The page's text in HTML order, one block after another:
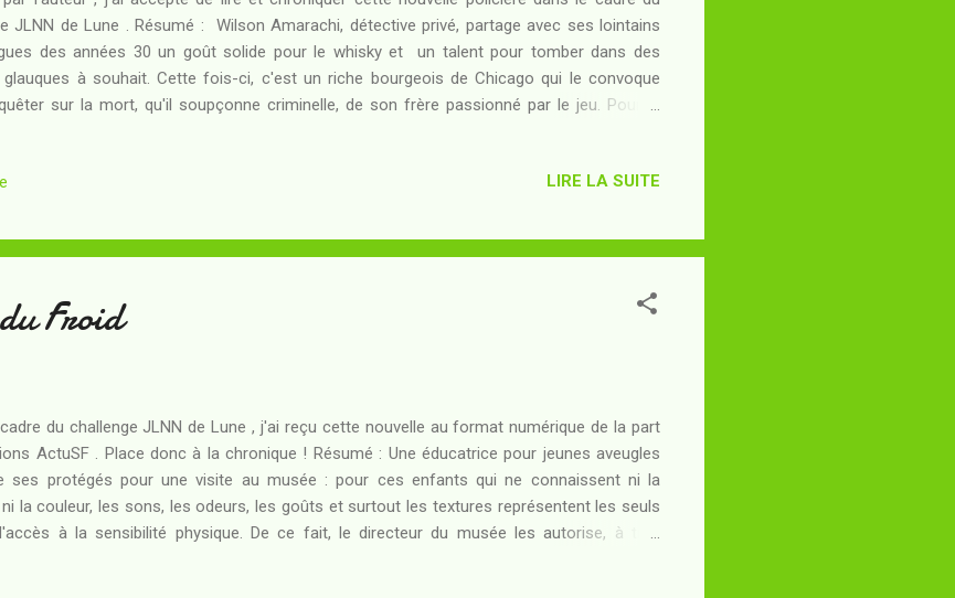
JLNN de Lune . Résumé : Wilson Amarachi, détective privé, partage avec ses lointains
des années 30 un goût solide pour le whisky et un talent pour tomber dans des
à souhait. Cette fois-ci, c'est un riche bourgeois de Chicago qui le convoque
sur la mort, qu'il soupçonne criminelle, de son frère passionné par le jeu. Pour le
mauvais oeil qu'un accident arrive au tueur de son frère. Or, dans le cercle de jeu visité par
au point de vouloir le passer à tabac pour quelques questions posées...
LIRE LA SUITE
Froid
du challenge JLNN de Lune , j'ai reçu cette nouvelle au format numérique de la part
ActuSF . Place donc à la chronique ! Résumé : Une éducatrice pour jeunes aveugles
ses protégés pour une visite au musée : pour ces enfants qui ne connaissent ni la
la couleur, les sons, les odeurs, les goûts et surtout les textures représentent les seuls
à la sensibilité physique. De ce fait, le directeur du musée les autorise, à titre